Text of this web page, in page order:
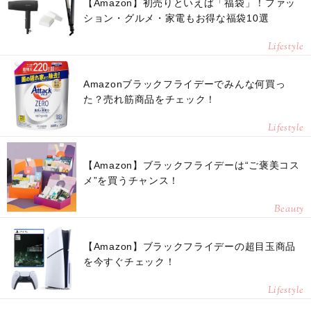
【Amazon】初売りといえば「福袋」！ファッ
ション・グルメ・家電もお得な福袋10選
Lifestyle
Amazonブラックフライデーでみんな何買っ
た？売れ筋商品をチェック！
Lifestyle
【Amazon】ブラックフライデーは“ご褒美コス
メ”を買うチャンス！
Beauty
【Amazon】ブラックフライデーの超目玉商品
を今すぐチェック！
Lifestyle